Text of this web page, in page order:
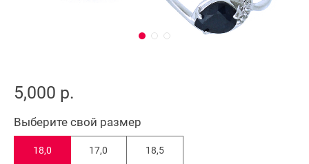
5,000 р.
Выберите свой размер
18,0 17,0 18,5